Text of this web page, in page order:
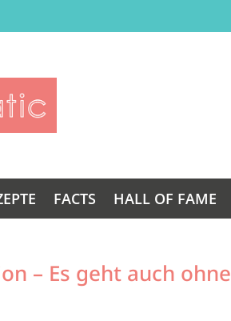
FACTS HALL OF FAME
– Es geht auch ohne